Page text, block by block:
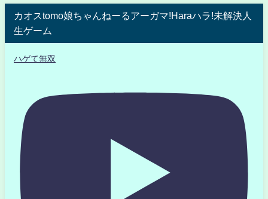
カオスtomo娘ちゃんねーるアーガマ!Haraハラ!未解決人
生ゲーム
ハゲて無双